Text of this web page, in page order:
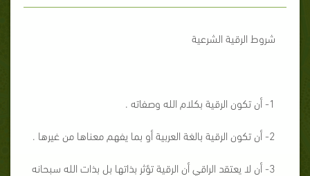
شروط الرقية الشرعية
1- أن تكون الرقية بكلام الله وصفاته .
2- أن تكون الرقية بالغة العربية أو بما يفهم معناها من غيرها .
3- أن لا يعتقد الراقي أن الرقية تؤثر بذاتها بل بذات الله سبحانه